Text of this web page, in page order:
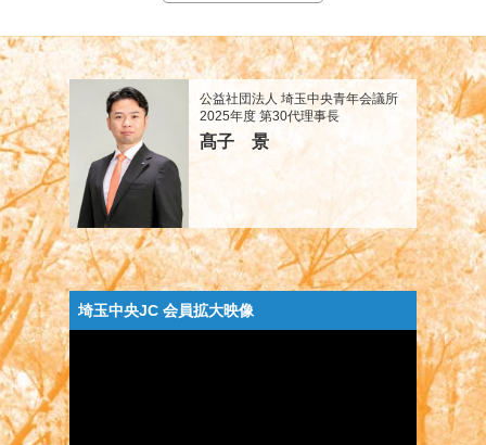
埼玉中央JC 会員拡大映像
公益社団法人 埼玉中央青年会議所
2025年度 第30代理事長
髙子 景